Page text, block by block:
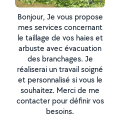
Bonjour, Je vous propose
mes services concernant
le taillage de vos haies et
arbuste avec évacuation
des branchages. Je
réaliserai un travail soigné
et personnalisé si vous le
souhaitez. Merci de me
contacter pour définir vos
besoins.